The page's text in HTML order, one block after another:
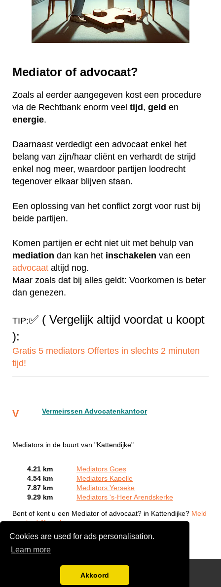
Cookies are used for ads personalisation.
Learn more
Akkoord
Mediator of advocaat?
Zoals al eerder aangegeven kost een procedure
via de Rechtbank enorm veel tijd, geld en
energie.
Daarnaast verdedigt een advocaat enkel het
belang van zijn/haar cliënt en verhardt de strijd
enkel nog meer, waardoor partijen loodrecht
tegenover elkaar blijven staan.
Een oplossing van het conflict zorgt voor rust bij
beide partijen.
Komen partijen er echt niet uit met behulp van
mediation dan kan het inschakelen van een
advocaat altijd nog.
Maar zoals dat bij alles geldt: Voorkomen is beter
dan genezen.
TIP:✅ ( Vergelijk altijd voordat u koopt
):
Gratis 5 mediators Offertes in slechts 2 minuten
tijd!
V Vermeirssen Advocatenkantoor
Mediators in de buurt van "Kattendijke"
4.21 km
Mediators Goes
4.54 km
Mediators Kapelle
7.87 km
Mediators Yerseke
9.29 km
Mediators 's-Heer Arendskerke
Bent of kent u een Mediator of advocaat? in Kattendijke? Meld
een bedrijf gratis aan
Gratis Offertes Vergelijken